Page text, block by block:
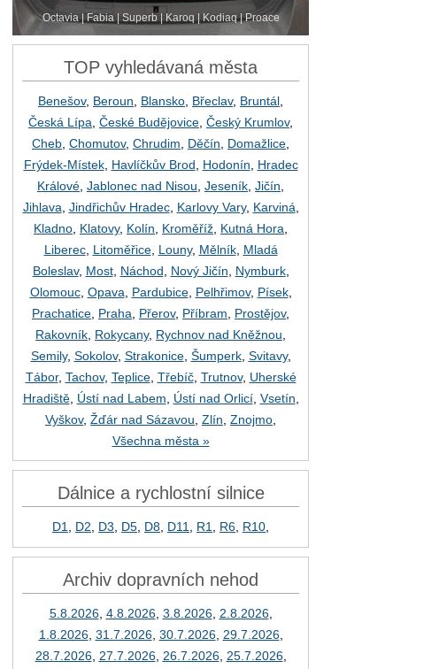
Octavia | Fabia | Superb | Karoq | Kodiaq | Proace
TOP vyhledávaná města
Benešov, Beroun Blansko Břeclav, Bruntál
Česká Lípa České Budějovice Český Krumlov,
Cheb Chomutov, Chrudim Děčín Domažlice
Frýdek-Místek, Havlíčkův Brod Hodonín
Hradec
Králové Jablonec nad Nisou Jeseník Jičín
Jihlava Jindřichův Hradec, Karlovy Vary, Karviná
Kladno Klatovy, Kolín Kroměříž Kutná Hora
Liberec, Litoměřice, Louny, Mělník, Mladá
Boleslav, Most, Náchod Nový Jičín Nymburk,
Olomouc, Opava Pardubice, Pelhřimov, Písek,
Prachatice Praha Přerov, Příbram Prostějov,
Rakovník Rokycany, Rychnov nad Kněžnou
Semily, Sokolov, Strakonice, Šumperk, Svitavy,
Tábor, Tachov, Teplice, Třebíč, Trutnov, Uherské
Hradiště, Ústí nad Labem Ústí nad Orlicí, Vsetín
Vyškov, Žďár nad Sázavou Zlín Znojmo
Všechna města »
Dálnice a rychlostní silnice
D1 D2 D3 D5 D8 D11 R1 R6 R10
Archiv dopravních nehod
5.8.2026, 4.8.2026, 3.8.2026, 2.8.2026,
1.8.2026, 31.7.2026, 30.7.2026, 29.7.2026,
28.7.2026, 27.7.2026, 26.7.2026, 25.7.2026,